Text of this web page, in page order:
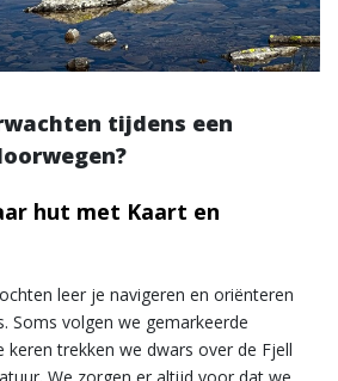
tijdens een
hut met Kaart en
leer je navigeren en oriënteren
Soms volgen we gemarkeerde
keren trekken we dwars over de Fjell